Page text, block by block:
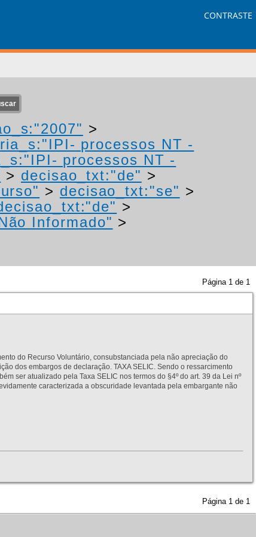
CONTRASTE
>
processos NT -
processos NT -
> decisao_txt:"de" >
> decisao_txt:"se" >
>
Informado" >
Página 1 de 1
do Recurso Voluntário, consubstanciada pela não apreciação do
dos embargos de declaração. TAXA SELIC. Sendo o ressarcimento
ser atualizado pela Taxa SELIC nos termos do §4º do art. 39 da Lei nº
caracterizada a obscuridade levantada pela embargante não
Página 1 de 1